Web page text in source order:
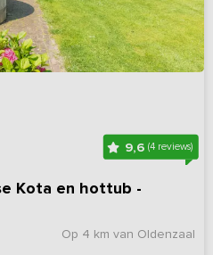
9,6(4 reviews)
Kota en hottub -
Op 4 km van Oldenzaal